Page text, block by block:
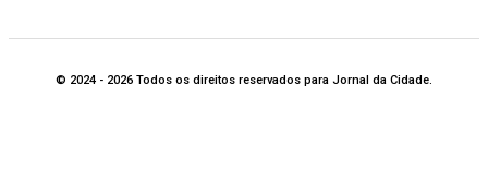
© 2024 - 2026 Todos os direitos reservados para Jornal da Cidade.